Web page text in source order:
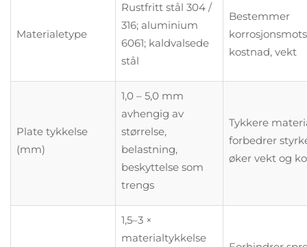
Materialetype
Rustfritt stål 304 /
316; aluminium
6061; kaldvalsede
stål
Bestemmer
kostnad, vekt
Plate tykkelse
(mm)
1,0 – 5,0 mm
avhengig av
størrelse,
belastning,
beskyttelse som
trengs
Tykkere
forbedrer
øker vekt og
1,5–3 ×
materialtykkelse